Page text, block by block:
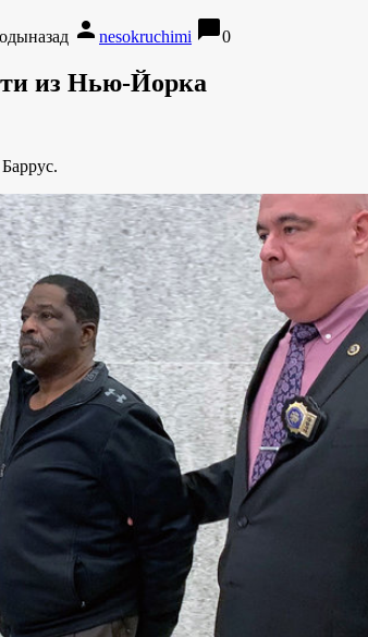
person nesokruchimi chat_bubble0
из Нью-Йорка